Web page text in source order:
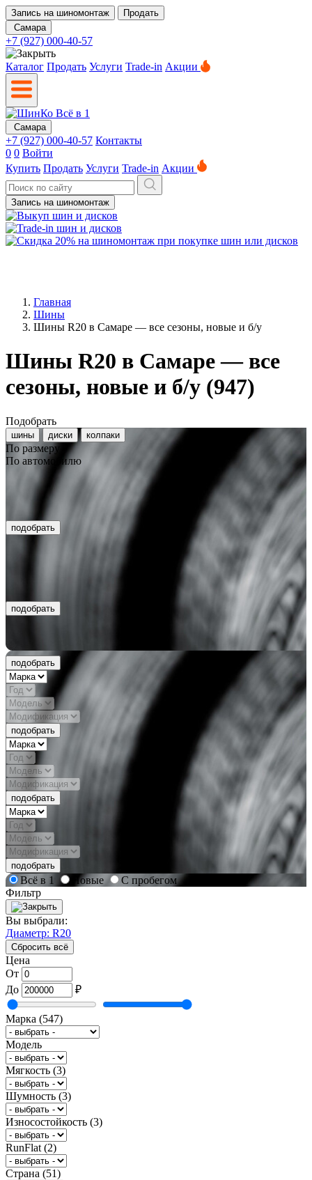
Запись на шиномонтаж
Продать
Самара
+7 (927) 000-40-57
Каталог Продать Услуги Trade-in Акции
Самара
+7 (927) 000-40-57 Контакты
0 0 Войти
Купить Продать Услуги Trade-in Акции
Запись на шиномонтаж
Главная
Шины
Шины R20 в Самаре — все сезоны, новые и б/у
Шины R20 в Самаре — все
сезоны, новые и б/у (947)
Подобрать
шины диски колпаки
По размеру
По автомобилю
подобрать
подобрать
подобрать
подобрать
подобрать
подобрать
Всё в 1 Новые
С пробегом
Фильтр
Вы выбрали:
Диаметр: R20
Сбросить всё
Цена
От
До
₽
Марка (547)
Модель
Мягкость (3)
Шумность (3)
Износостойкость (3)
RunFlat (2)
Страна (51)